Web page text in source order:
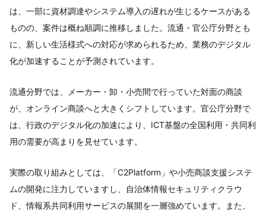
は、一部に資材調達やシステム導入の遅れが生じるケースがある
ものの、案件は概ね順調に推移しました。流通・官公庁分野とも
に、新しい生活様式への対応が求められるため、業務のデジタル
化が加速することが予測されています。
流通分野では、メーカー・卸・小売間で行っていた対面の商談
が、オンライン商談へと大きくシフトしています。官公庁分野で
は、行政のデジタル化の加速により、ICT基盤の全国利用・共同利
用の需要が高まりを見せています。
実際の取り組みとしては、「C2Platform」や小売商談支援システ
ムの開発に注力していますし、自治体情報セキュリティクラウ
ド、情報系共同利用サービスの展開を一層強めています。また、